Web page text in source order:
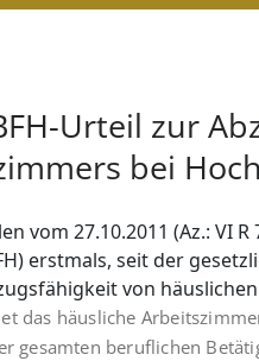
Urteil zur
bei
vom 27.10.2011 (Az.: VI
erstmals, seit der
von
das häusliche
gesamten beruflichen